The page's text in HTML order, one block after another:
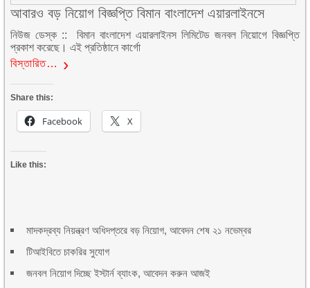
আবারও বড় নিয়োগ বিজ্ঞপ্তি বিমান বাংলাদেশ এয়ারলাইনসে
নিউজ ডেস্ক :: বিমান বাংলাদেশ এয়ারলাইনস লিমিটেড জনবল নিয়োগে বিজ্ঞপ্তি
প্রকাশ করেছে। এই প্রতিষ্ঠানে কার্গো
বিস্তারিত…
Share this:
Facebook X
Like this:
মাদকদ্রব্য নিয়ন্ত্রণ অধিদপ্তরে বড় নিয়োগ, আবেদন শেষ ২১ নভেম্বর
টিআইবিতে চাকরির সুযোগ
জনবল নিয়োগ দিচ্ছে ইস্টার্ন ব্যাংক, আবেদন করুন আজই